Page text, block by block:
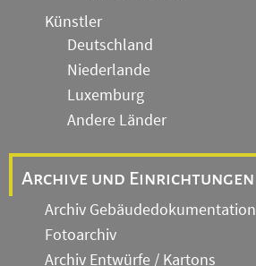
Künstler
Deutschland
Niederlande
Luxemburg
Andere Länder
Archive und Einrichtungen
Archiv Gebäudedokumentation
Fotoarchiv
Archiv Entwürfe / Kartons